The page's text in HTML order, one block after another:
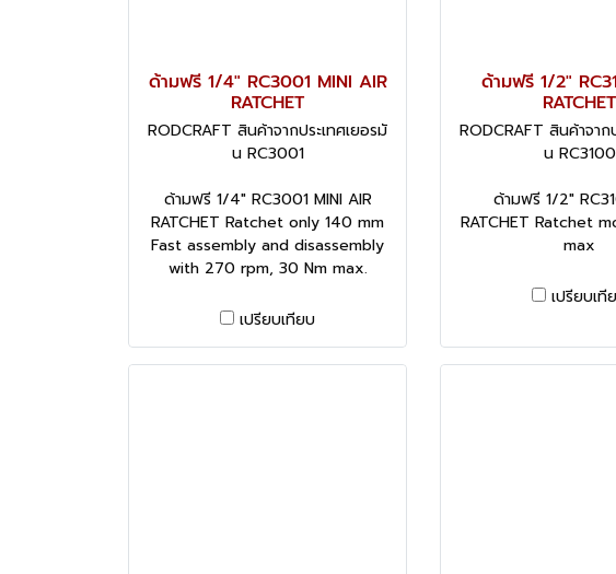
ด้ามฟรี 1/4" RC3001 MINI AIR
RATCHET
RODCRAFT สินค้าจากประเทศเยอรมั
น RC3001
ด้ามฟรี 1/4" RC3001 MINI AIR
RATCHET Ratchet only 140 mm
Fast assembly and disassembly
with 270 rpm, 30 Nm max.
เปรียบเทียบ
ด้ามฟรี 1/2"
RATCHET
RODCRAFT สินค้าจาก
น RC3100
ด้ามฟรี 1/2"
RATCHET Ratchet
max
เปรียบเที